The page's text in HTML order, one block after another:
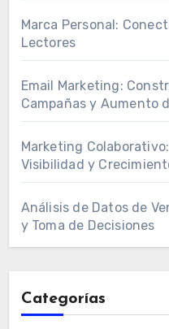
Marca Personal:
Lectores
Email Marketing:
Campañas y Aumento
Marketing
Visibilidad y
Análisis de Datos de
y Toma de Decisiones
Categorías